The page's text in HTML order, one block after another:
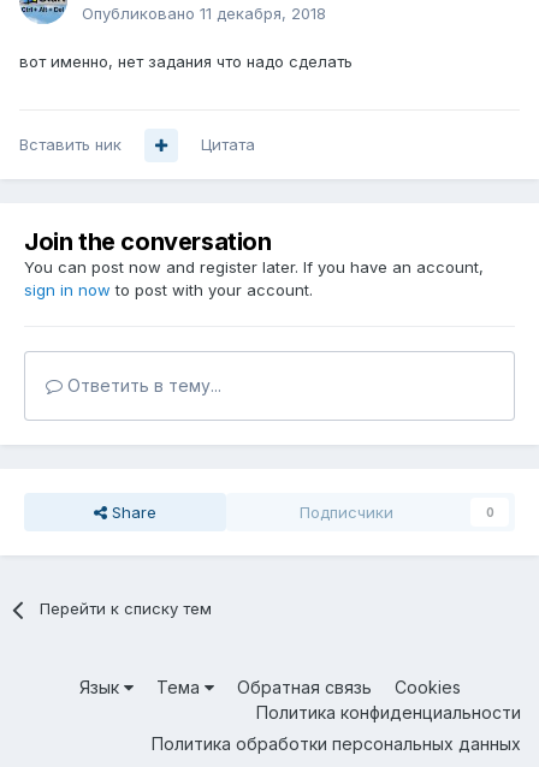
Опубликовано 11 декабря, 2018
вот именно, нет задания что надо сделать
Вставить ник Цитата
Join the conversation
You can post now and register later. If you have an account,
sign in now to post with your account.
Ответить в тему...
Share Подписчики 0
Перейти к списку тем
Язык Тема Обратная связь
Cookies
Политика конфиденциальности
Политика обработки персональных данных